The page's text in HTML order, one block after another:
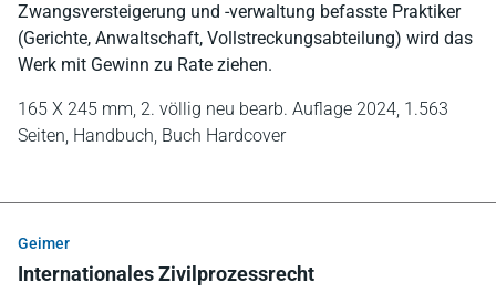
Zwangsversteigerung und -verwaltung befasste Praktiker
(Gerichte, Anwaltschaft, Vollstreckungsabteilung) wird das
Werk mit Gewinn zu Rate ziehen.
165 X 245 mm, 2. völlig neu bearb. Auflage 2024, 1.563
Seiten, Handbuch, Buch Hardcover
Geimer
Internationales Zivilprozessrecht